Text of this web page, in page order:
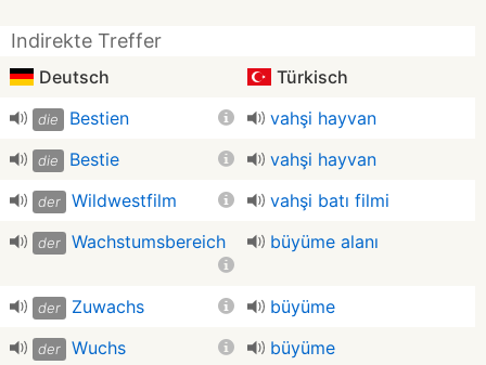
Indirekte Treffer
Deutsch Türkisch
die Bestien vahşi hayvan
die Bestie vahşi hayvan
der Wildwestfilm vahşi batı filmi
der Wachstumsbereich büyüme alanı
der Zuwachs büyüme
der Wuchs büyüme